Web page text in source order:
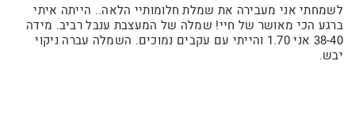
לשמחתי אני מעבירה את שמלת חלומותיי הלאה.. הייתה איתי
ברגע הכי מאושר של חיי! שמלה של המעצבת ענבל רביב. מידה
38-40 אני 1.70 והייתי עם עקבים נמוכים. השמלה עברה ניקוי
יבש.